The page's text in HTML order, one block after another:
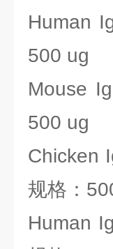
Human
500 ug
Mouse
500 ug
Chicken
规格：
Human